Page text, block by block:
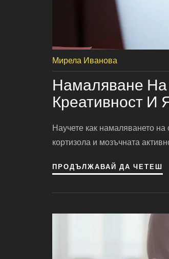
Мирела Иванова
Намаляване
Креативност И
Научете как намаляването
кортизола и мозъчната
ПРОДЪЛЖАВАЙ ДА ЧЕТЕШ